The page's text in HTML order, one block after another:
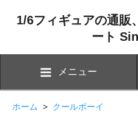
1/6フィギュアの通販
ート
メニュー
ホーム > クールボーイ